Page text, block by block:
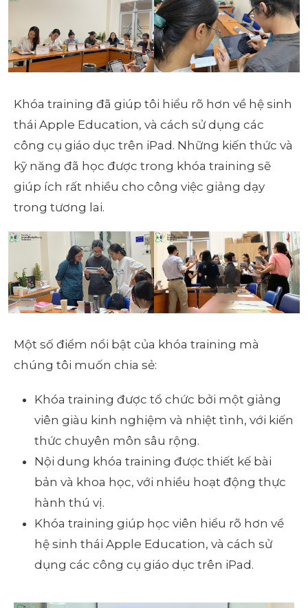
Khóa training đã giúp tôi hiểu rõ hơn về hệ sinh
thái Apple Education, và cách sử dụng các
công cụ giáo dục trên iPad. Những kiến thức và
kỹ năng đã học được trong khóa training sẽ
giúp ích rất nhiều cho công việc giảng dạy
trong tương lai.
Một số điểm nổi bật của khóa training mà
chúng tôi muốn chia sẻ:
Khóa training được tổ chức bởi một giảng
viên giàu kinh nghiệm và nhiệt tình, với kiến
thức chuyên môn sâu rộng.
Nội dung khóa training được thiết kế bài
bản và khoa học, với nhiều hoạt động thực
hành thú vị.
Khóa training giúp học viên hiểu rõ hơn về
hệ sinh thái Apple Education, và cách sử
dụng các công cụ giáo dục trên iPad.